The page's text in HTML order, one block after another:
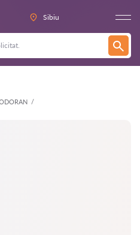
Sibiu